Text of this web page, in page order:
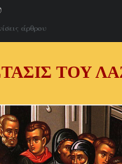
άρθρου
ΤΟΥ